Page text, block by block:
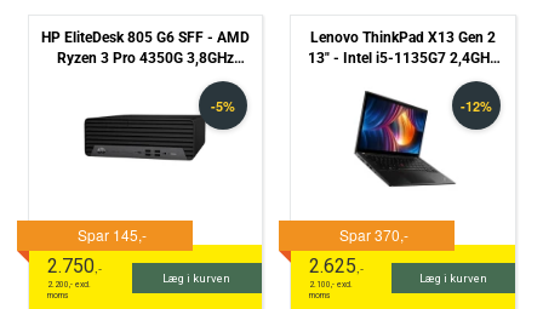
HP EliteDesk 805 G6 SFF - AMD
Ryzen 3 Pro 4350G 3,8GHz
512GB NVME 8GB Win11 PRO
2.750,-
2.200,- excl.
moms
Læg i kurven
Lenovo ThinkPad X13 Gen 2
13" - Intel i5-1135G7 2,4GHz
512GB NVMe 16GB Win11
Pro - Grade C
2.625,-
2.100,- excl.
moms
Læg i kurven